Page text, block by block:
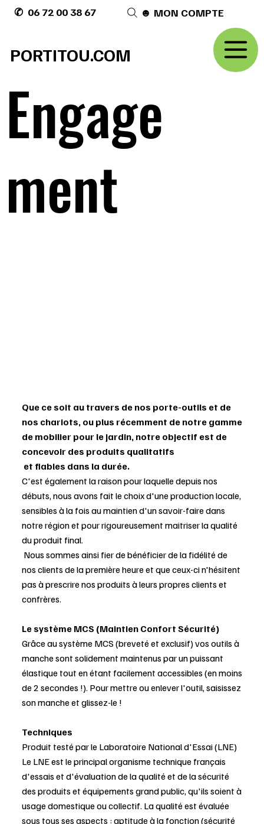
PORTITOU.COM
✆ 06 72 00 38 67 ☻ MON COMPTE
Engage
ment
Que ce soit au travers de nos porte-outils et de
nos chariots, ou plus récemment de notre gamme
de mobilier pour le jardin, notre objectif est de
concevoir des produits qualitatifs
et fiables dans la durée.
C'est également la raison pour laquelle depuis nos
débuts, nous avons fait le choix d'une production locale,
sensibles à la fois au maintien d'un savoir-faire dans
notre région et pour rigoureusement maitriser la qualité
du produit final.
Nous sommes ainsi fier de bénéficier de la fidélité de
nos clients de la première heure et que ceux-ci n'hésitent
pas à prescrire nos produits à leurs propres clients et
confrères.
Le système MCS (Maintien Confort Sécurité)
Grâce au système MCS (breveté et exclusif) vos outils à
manche sont solidement maintenus par un puissant
élastique tout en étant facilement accessibles (en moins
de 2 secondes !). Pour mettre ou enlever l'outil, saisissez
son manche et glissez-le !
Techniques
Produit testé par le Laboratoire National d'Essai (LNE)
Le LNE est le principal organisme technique français
d'essais et d'évaluation de la qualité et de la sécurité
des produits et équipements grand public, qu'ils soient à
usage domestique ou collectif. La qualité est évaluée
sous tous ses aspects : aptitude à la fonction (sécurité